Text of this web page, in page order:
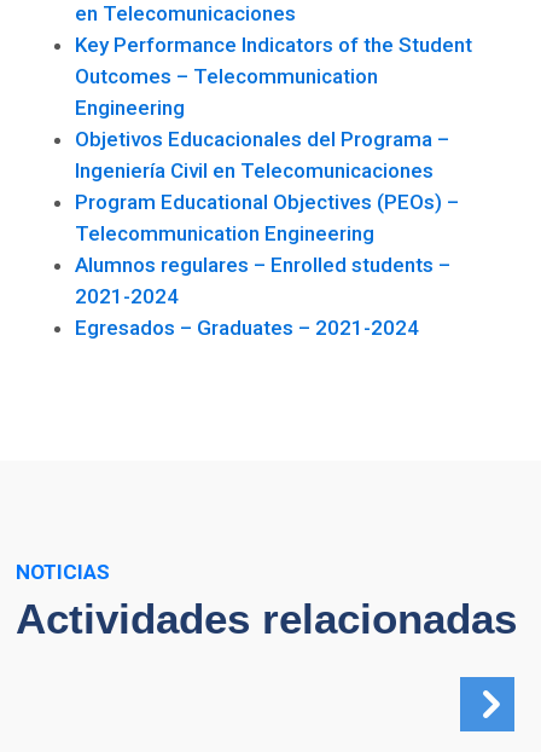
en Telecomunicaciones
Key Performance Indicators of the Student
Outcomes – Telecommunication
Engineering
Objetivos Educacionales del Programa –
Ingeniería Civil en Telecomunicaciones
Program Educational Objectives (PEOs) –
Telecommunication Engineering
Alumnos regulares – Enrolled students –
2021-2024
Egresados – Graduates – 2021-2024
NOTICIAS
Actividades relacionadas